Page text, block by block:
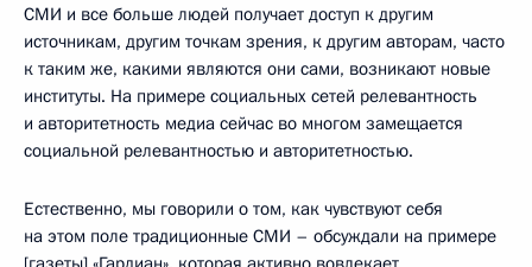
СМИ и все больше людей получает доступ к другим
источникам, другим точкам зрения, к другим авторам, часто
к таким же, какими являются они сами, возникают новые
институты. На примере социальных сетей релевантность
и авторитетность медиа сейчас во многом замещается
социальной релевантностью и авторитетностью.
Естественно, мы говорили о том, как чувствуют себя
на этом поле традиционные СМИ – обсуждали на примере